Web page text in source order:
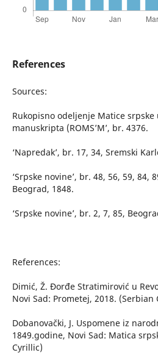
References
Sources:
Rukopisno odeljenje Matice srpske
manuskripta (ROMS’M’, br. 4376.
‘Napredak’, br. 17, 34, Sremski
‘Srpske novine’, br. 48, 56, 59, 84,
Beograd, 1848.
‘Srpske novine’, br. 2, 7, 85,
References:
Dimić, Ž. Đorđe Stratimirović u
Novi Sad: Prometej, 2018. (Serbian
Dobanovački, J. Uspomene iz
1849.godine, Novi Sad: Matica
Cyrillic)